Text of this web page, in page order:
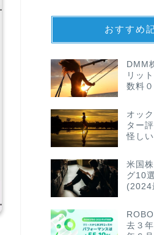
おすすめ
DMM
リッ
数料０
オッ
ター
怪し
米国
グ10
(2024
去３